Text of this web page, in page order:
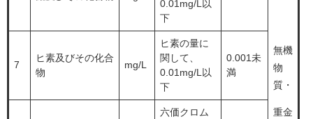
無機
物
質・
重金
0.01mg/L以
下
7
ヒ素及びその化合
物
mg/L
ヒ素の量に
関して、
0.01mg/L以
下
0.001未
満
六価クロム